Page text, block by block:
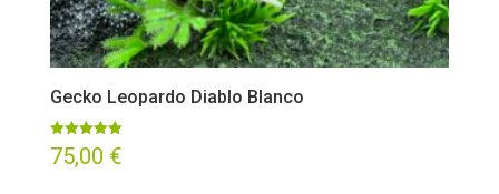
Gecko Leopardo Diablo Blanco
Valorado
con
75,00 €